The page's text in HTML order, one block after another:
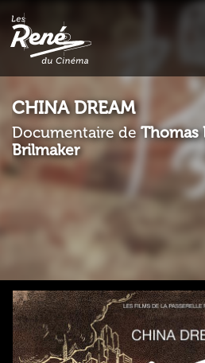
CHINA DREAM
Documentaire de Thomas
Brilmaker